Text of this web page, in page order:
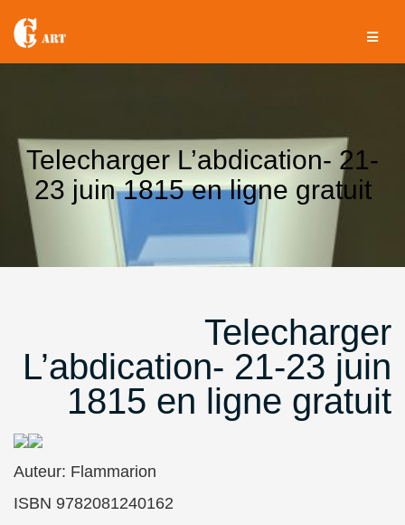
contenu
Telecharger L’abdication- 21-
23 juin 1815 en ligne gratuit
Telecharger
L’abdication- 21-23 juin
1815 en ligne gratuit
Auteur: Flammarion
ISBN 9782081240162